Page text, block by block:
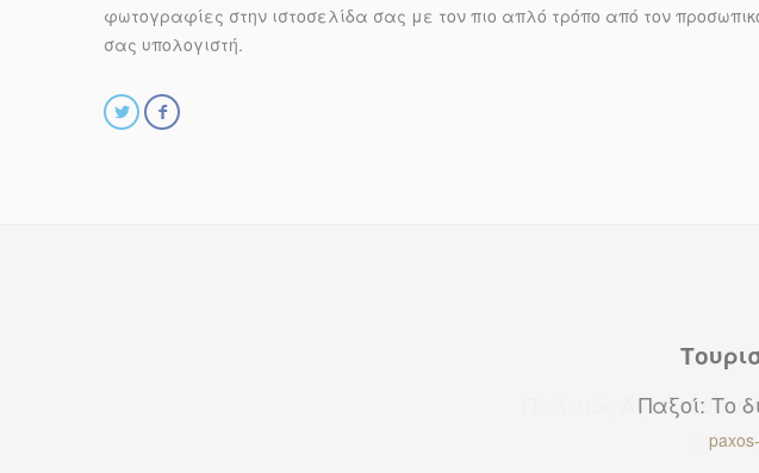
φωτογραφίες στην ιστοσελίδα σας με τον πιο απλό τρόπο από τον
σας υπολογιστή.
Παλαιός Άγιος